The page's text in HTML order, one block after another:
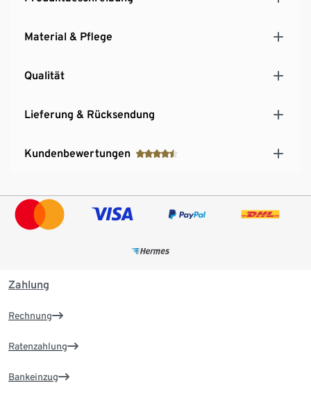
Material & Pflege
Qualität
Lieferung & Rücksendung
Kundenbewertungen
Zahlung
Rechnung
Ratenzahlung
Bankeinzug